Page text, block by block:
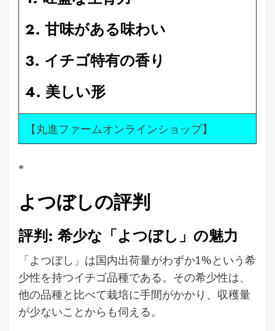
2. 甘味がある味わい
3. イチゴ特有の香り
4. 美しい形
【丸進ファームオンラインショップ】
*
よつぼしの評判
評判: 希少な「よつぼし」の魅力
「よつぼし」は国内出荷量がわずか1%という希
少性を持つイチゴ品種である。その希少性は、
他の品種と比べて栽培に手間がかかり、収穫量
が少ないことからも伺える。